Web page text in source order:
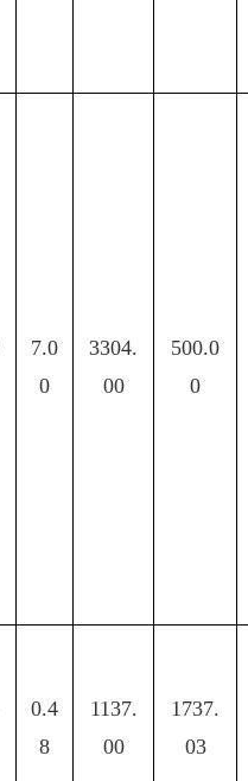
7.0
0
3304.
00
500.0
0
0.4
8
1137.
00
1737.
03